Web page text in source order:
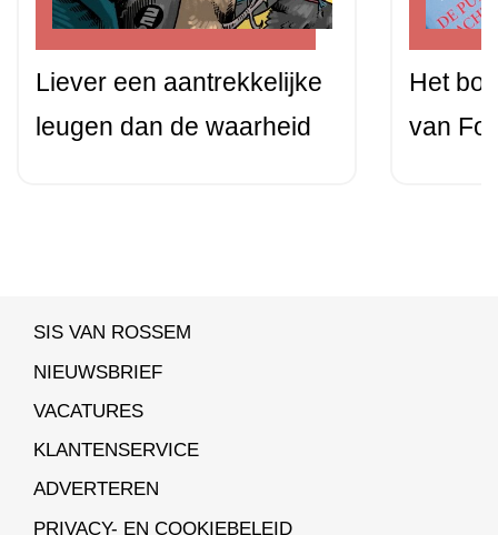
Liever een aantrekkelijke
leugen dan de waarheid
Het
van
SIS VAN ROSSEM
NIEUWSBRIEF
VACATURES
KLANTENSERVICE
ADVERTEREN
PRIVACY- EN COOKIEBELEID